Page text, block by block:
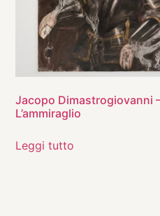
Jacopo Dimastrogiovanni
L’ammiraglio
Leggi tutto